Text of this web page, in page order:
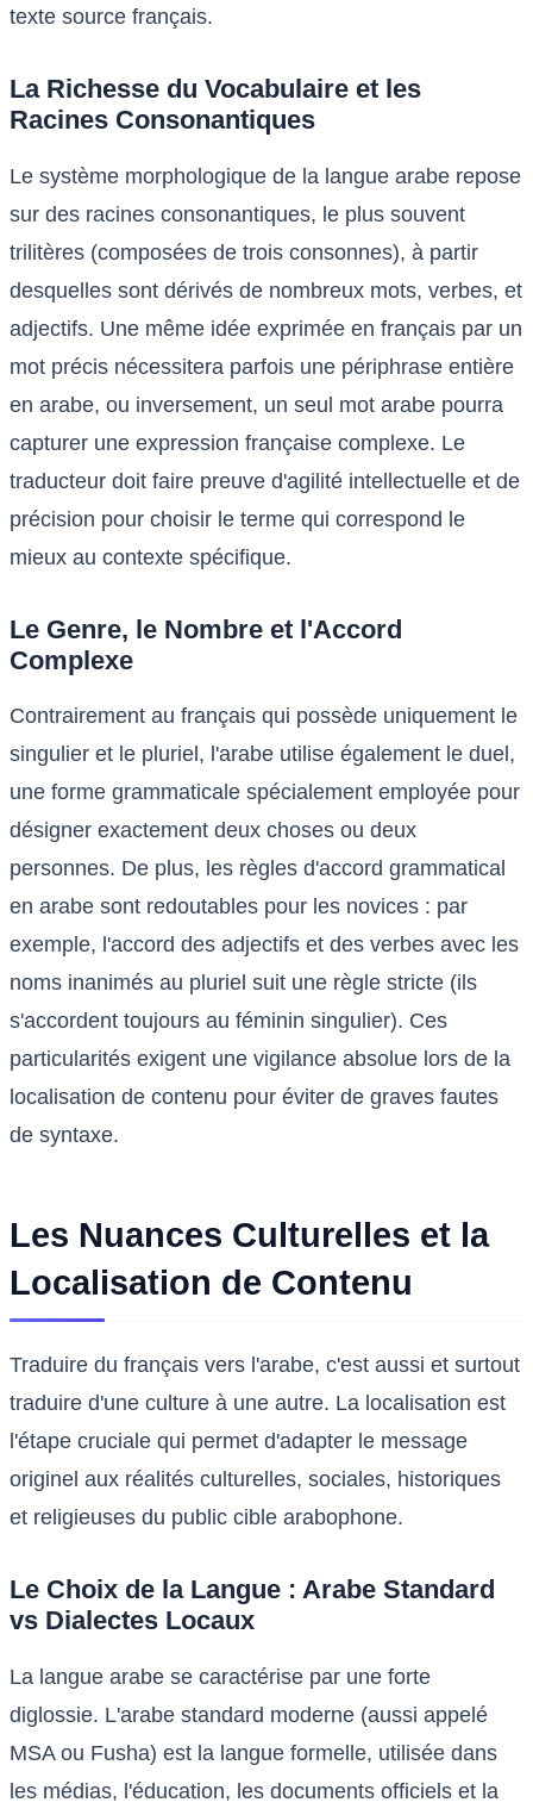
texte source français.
La Richesse du Vocabulaire et les
Racines Consonantiques
Le système morphologique de la langue arabe repose
sur des racines consonantiques, le plus souvent
trilitères (composées de trois consonnes), à partir
desquelles sont dérivés de nombreux mots, verbes, et
adjectifs. Une même idée exprimée en français par un
mot précis nécessitera parfois une périphrase entière
en arabe, ou inversement, un seul mot arabe pourra
capturer une expression française complexe. Le
traducteur doit faire preuve d'agilité intellectuelle et de
précision pour choisir le terme qui correspond le
mieux au contexte spécifique.
Le Genre, le Nombre et l'Accord
Complexe
Contrairement au français qui possède uniquement le
singulier et le pluriel, l'arabe utilise également le duel,
une forme grammaticale spécialement employée pour
désigner exactement deux choses ou deux
personnes. De plus, les règles d'accord grammatical
en arabe sont redoutables pour les novices : par
exemple, l'accord des adjectifs et des verbes avec les
noms inanimés au pluriel suit une règle stricte (ils
s'accordent toujours au féminin singulier). Ces
particularités exigent une vigilance absolue lors de la
localisation de contenu pour éviter de graves fautes
de syntaxe.
Les Nuances Culturelles et la
Localisation de Contenu
Traduire du français vers l'arabe, c'est aussi et surtout
traduire d'une culture à une autre. La localisation est
l'étape cruciale qui permet d'adapter le message
originel aux réalités culturelles, sociales, historiques
et religieuses du public cible arabophone.
Le Choix de la Langue : Arabe Standard
vs Dialectes Locaux
La langue arabe se caractérise par une forte
diglossie. L'arabe standard moderne (aussi appelé
MSA ou Fusha) est la langue formelle, utilisée dans
les médias, l'éducation, les documents officiels et la